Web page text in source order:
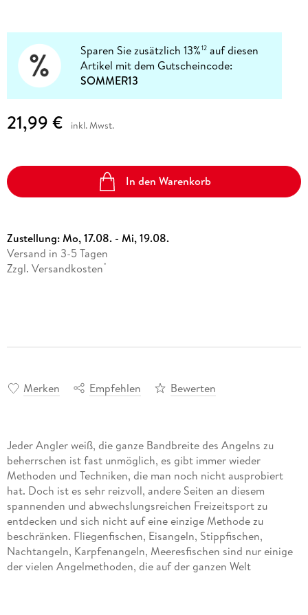
Sparen Sie zusätzlich 13%12 auf diesen
Artikel mit dem Gutscheincode:
SOMMER13
21,99 € inkl. Mwst.
In den Warenkorb
Zustellung:Mo, 17.08. - Mi, 19.08.
Versand in 3-5 Tagen
Zzgl. Versandkosten *
Merken Empfehlen Bewerten
Jeder Angler weiß, die ganze Bandbreite des Angelns zu
beherrschen ist fast unmöglich, es gibt immer wieder
Methoden und Techniken, die man noch nicht ausprobiert
hat. Doch ist es sehr reizvoll, andere Seiten an diesem
spannenden und abwechslungsreichen Freizeitsport zu
entdecken und sich nicht auf eine einzige Methode zu
beschränken. Fliegenfischen, Eisangeln, Stippfischen,
Nachtangeln, Karpfenangeln, Meeresfischen sind nur einige
der vielen Angelmethoden, die auf der ganzen Welt
Hochwertiger Wandkalender mit 12 wunderschönen Bildern.